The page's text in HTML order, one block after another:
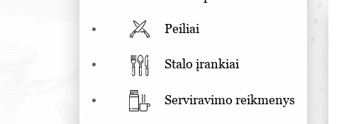
Peiliai
Stalo įrankiai
Serviravimo reikmenys